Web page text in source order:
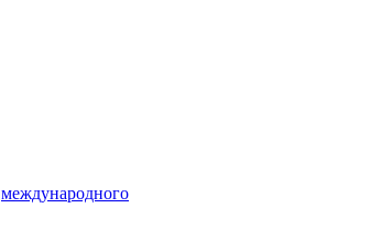
международного